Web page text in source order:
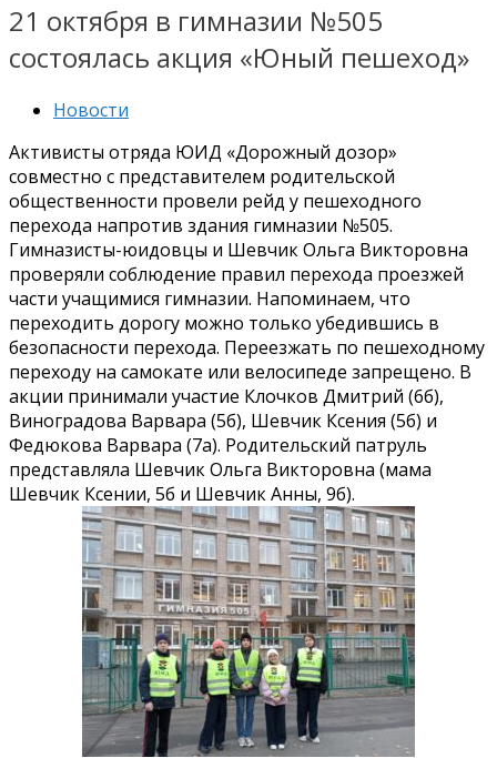
21 октября в гимназии №505
состоялась акция «Юный пешеход»
Новости
Активисты отряда ЮИД «Дорожный дозор»
совместно с представителем родительской
общественности провели рейд у пешеходного
перехода напротив здания гимназии №505.
Гимназисты-юидовцы и Шевчик Ольга Викторовна
проверяли соблюдение правил перехода проезжей
части учащимися гимназии. Напоминаем, что
переходить дорогу можно только убедившись в
безопасности перехода. Переезжать по пешеходному
переходу на самокате или велосипеде запрещено. В
акции принимали участие Клочков Дмитрий (6б),
Виноградова Варвара (5б), Шевчик Ксения (5б) и
Федюкова Варвара (7а). Родительский патруль
представляла Шевчик Ольга Викторовна (мама
Шевчик Ксении, 5б и Шевчик Анны, 9б).